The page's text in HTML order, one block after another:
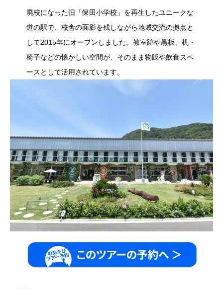
廃校になった旧「保田小学校」を再生したユニークな
道の駅で、校舎の面影を残しながら地域交流の拠点と
して2015年にオープンしました。教室跡や黒板、机・
椅子などの懐かしい空間が、そのまま物販や飲食スペ
ースとして活用されています。